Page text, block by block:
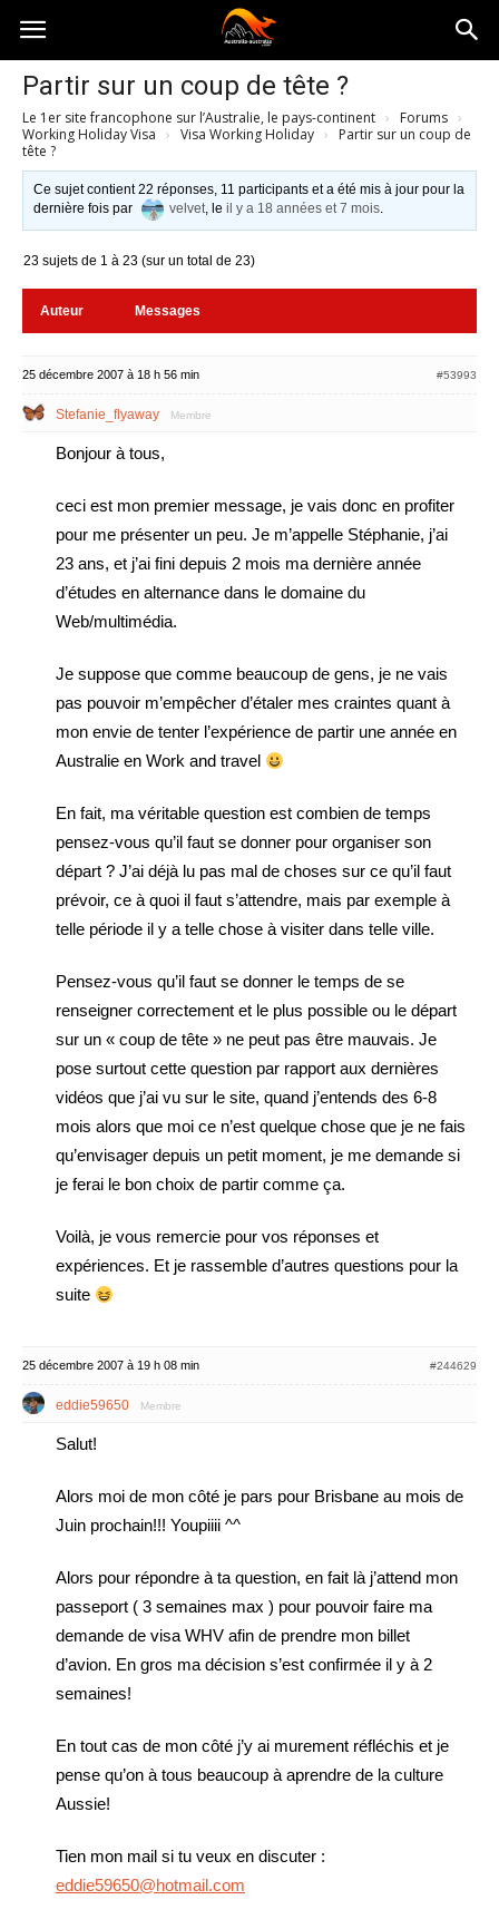
Australia-
australie.com
Partir sur un coup de tête ?
Le 1er site francophone sur l’Australie, le pays-continent › Forums ›
Working Holiday Visa › Visa Working Holiday ›
Partir sur un coup de
tête ?
Ce sujet contient 22 réponses, 11 participants et a été mis à jour pour la
dernière fois par
velvet, leil y a 18 années et 7 mois.
23 sujets de 1 à 23 (sur un total de 23)
Auteur Messages
25 décembre 2007 à 18 h 56 min #53993
Stefanie_flyaway Membre
Bonjour à tous,
ceci est mon premier message, je vais donc en profiter
pour me présenter un peu. Je m’appelle Stéphanie, j’ai
23 ans, et j’ai fini depuis 2 mois ma dernière année
d’études en alternance dans le domaine du
Web/multimédia.
Je suppose que comme beaucoup de gens, je ne vais
pas pouvoir m’empêcher d’étaler mes craintes quant à
mon envie de tenter l’expérience de partir une année en
Australie en Work and travel
En fait, ma véritable question est combien de temps
pensez-vous qu’il faut se donner pour organiser son
départ ? J’ai déjà lu pas mal de choses sur ce qu’il faut
prévoir, ce à quoi il faut s’attendre, mais par exemple à
telle période il y a telle chose à visiter dans telle ville.
Pensez-vous qu’il faut se donner le temps de se
renseigner correctement et le plus possible ou le départ
sur un « coup de tête » ne peut pas être mauvais. Je
pose surtout cette question par rapport aux dernières
vidéos que j’ai vu sur le site, quand j’entends des 6-8
mois alors que moi ce n’est quelque chose que je ne fais
qu’envisager depuis un petit moment, je me demande si
je ferai le bon choix de partir comme ça.
Voilà, je vous remercie pour vos réponses et
expériences. Et je rassemble d’autres questions pour la
suite
25 décembre 2007 à 19 h 08 min #244629
eddie59650 Membre
Salut!
Alors moi de mon côté je pars pour Brisbane au mois de
Juin prochain!!! Youpiiii ^^
Alors pour répondre à ta question, en fait là j’attend mon
passeport ( 3 semaines max ) pour pouvoir faire ma
demande de visa WHV afin de prendre mon billet
d’avion. En gros ma décision s’est confirmée il y à 2
semaines!
En tout cas de mon côté j’y ai murement réfléchis et je
pense qu’on à tous beaucoup à aprendre de la culture
Aussie!
Tien mon mail si tu veux en discuter :
eddie59650@hotmail.com